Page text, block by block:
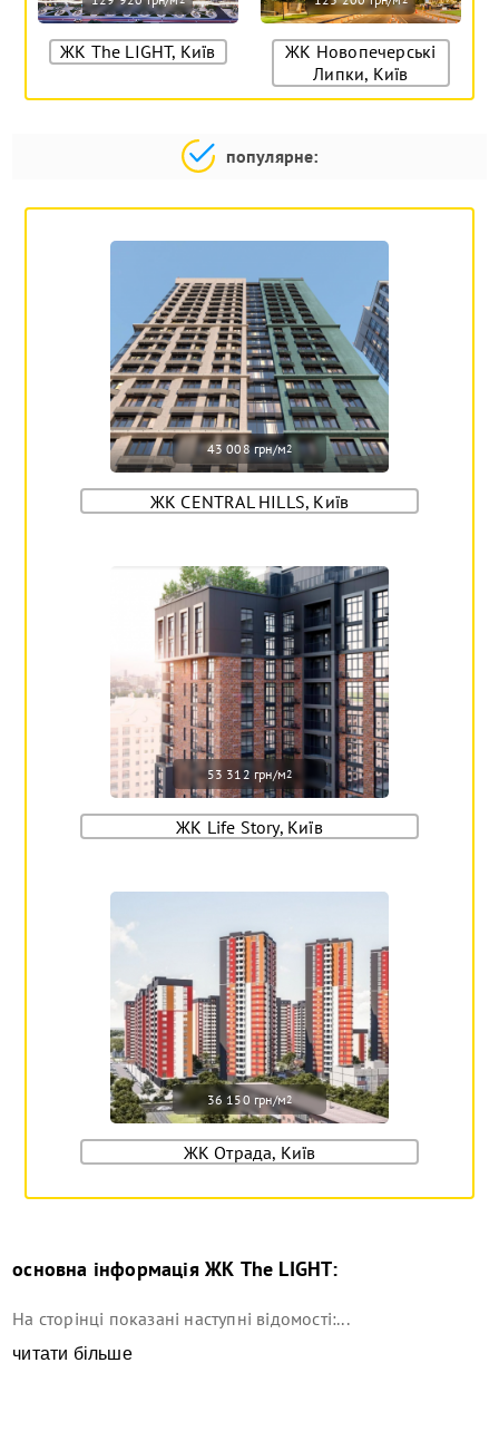
ЖК The LIGHT, Київ
ЖК Новопечерські
Липки, Київ
популярне:
43 008 грн/м2
ЖК CENTRAL HILLS, Київ
53 312 грн/м2
ЖК Life Story, Київ
36 150 грн/м2
ЖК Отрада, Київ
основна інформаціяЖК The LIGHT:
На сторінці показані наступні відомості:...
читати більше